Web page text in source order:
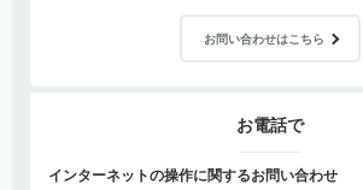
お問い合わせはこちら
お電話で
インターネットの操作に関するお問い合わせ